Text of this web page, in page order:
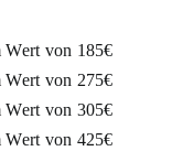
von 185€
von 275€
von 305€
von 425€